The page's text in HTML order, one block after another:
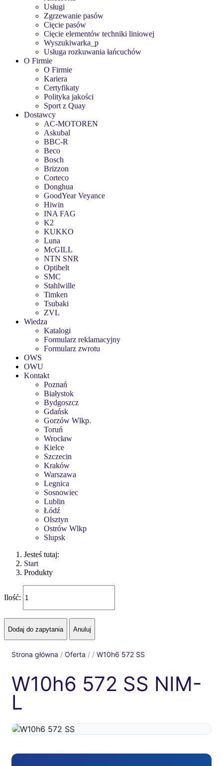
Usługi
Zgrzewanie pasów
Cięcie pasów
Cięcie elementów techniki liniowej
Wyszukiwarka_p
Usługa rozkuwania łańcuchów
O Firmie
O Firmie
Kariera
Certyfikaty
Polityka jakości
Sport z Quay
Dostawcy
AC-MOTOREN
Askubal
BBC-R
Beco
Bosch
Brizzon
Corteco
Donghua
GoodYear Veyance
Hiwin
INA FAG
K2
KUKKO
Luna
McGILL
NTN SNR
Optibelt
SMC
Stahlwille
Timken
Tsubaki
ZVL
Wiedza
Katalogi
Formularz reklamacyjny
Formularz zwrotu
OWS
OWU
Kontakt
Poznań
Białystok
Bydgoszcz
Gdańsk
Gorzów Wlkp.
Toruń
Wrocław
Kielce
Szczecin
Kraków
Warszawa
Legnica
Sosnowiec
Lublin
Łódź
Olsztyn
Ostrów Wlkp
Slupsk
Jesteś tutaj:
Start
Produkty
Ilość:
Strona główna / Oferta / / W10h6 572 SS
W10h6 572 SS NIM-
L